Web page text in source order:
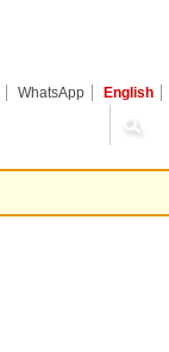
WhatsApp English